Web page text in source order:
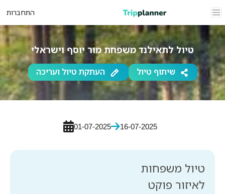
התחברות
טיול לתאילנד משפחת מור יוסף וישראלי
העתקת טיול ועריכה שיתוף טיול
01-07-2025 16-07-2025